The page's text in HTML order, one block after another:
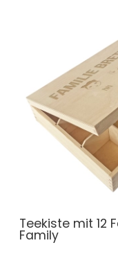
Teekiste mit 12
Family